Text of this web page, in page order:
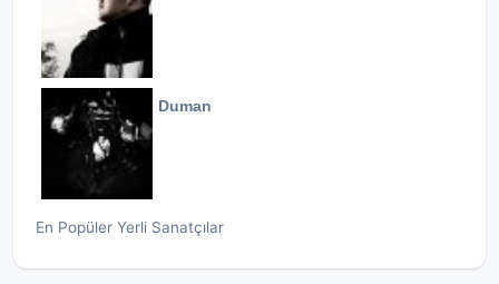
Duman
En Popüler Yerli Sanatçılar